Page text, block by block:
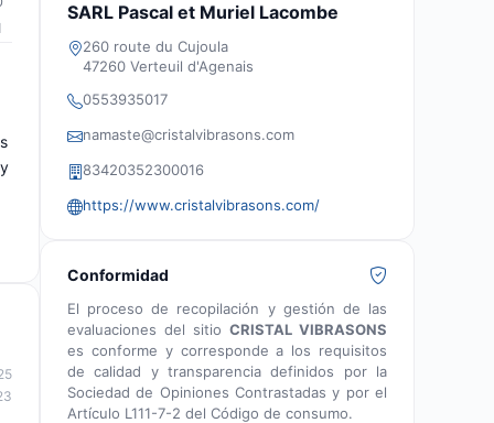
SARL Pascal et Muriel Lacombe
260 route du Cujoula
47260 Verteuil d'Agenais
0553935017
namaste@cristalvibrasons.com
83420352300016
https://www.cristalvibrasons.com/
Conformidad
El proceso de recopilación y gestión de las
evaluaciones del sitio CRISTAL VIBRASONS
es conforme y corresponde a los requisitos
de calidad y transparencia definidos por la
Sociedad de Opiniones Contrastadas y por el
Artículo L111-7-2 del Código de consumo.